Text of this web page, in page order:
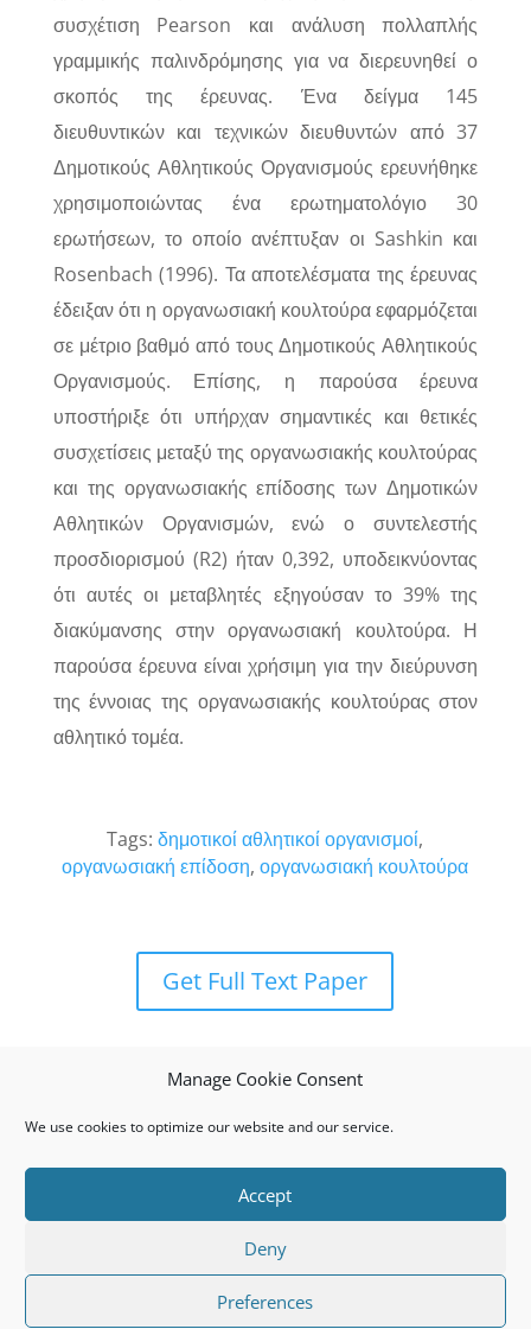
Manage Cookie Consent
We use cookies to optimize our website and our service.
Accept
Deny
Preferences
συσχέτιση Pearson και ανάλυση πολλαπλής
γραμμικής παλινδρόμησης για να διερευνηθεί ο
σκοπός της έρευνας. Ένα δείγμα 145
διευθυντικών και τεχνικών διευθυντών από 37
Δημοτικούς Αθλητικούς Οργανισμούς ερευνήθηκε
χρησιμοποιώντας ένα ερωτηματολόγιο 30
ερωτήσεων, το οποίο ανέπτυξαν οι Sashkin και
Rosenbach (1996). Τα αποτελέσματα της έρευνας
έδειξαν ότι η οργανωσιακή κουλτούρα εφαρμόζεται
σε μέτριο βαθμό από τους Δημοτικούς Αθλητικούς
Οργανισμούς. Επίσης, η παρούσα έρευνα
υποστήριξε ότι υπήρχαν σημαντικές και θετικές
συσχετίσεις μεταξύ της οργανωσιακής κουλτούρας
και της οργανωσιακής επίδοσης των Δημοτικών
Αθλητικών Οργανισμών, ενώ ο συντελεστής
προσδιορισμού (R2) ήταν 0,392, υποδεικνύοντας
ότι αυτές οι μεταβλητές εξηγούσαν το 39% της
διακύμανσης στην οργανωσιακή κουλτούρα. Η
παρούσα έρευνα είναι χρήσιμη για την διεύρυνση
της έννοιας της οργανωσιακής κουλτούρας στον
αθλητικό τομέα.
Tags:δημοτικοί αθλητικοί οργανισμοί,
οργανωσιακή επίδοση,οργανωσιακή κουλτούρα
Get Full Text Paper
Cookie Policy (EU)